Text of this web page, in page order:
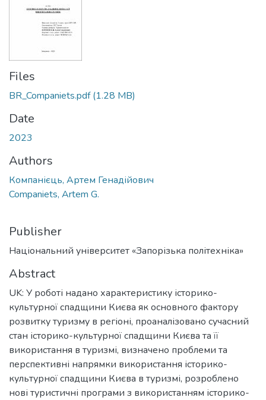
Files
BR_Companiets.pdf(1.28 MB)
Date
2023
Authors
Компанієць, Артем Генадійович
Companiets, Artem G.
Publisher
Національний університет «Запорізька політехніка»
Abstract
UK: У роботі надано характеристику історико-
культурної спадщини Києва як основного фактору
розвитку туризму в регіоні, проаналізовано сучасний
стан історико-культурної спадщини Києва та її
використання в туризмі, визначено проблеми та
перспективні напрямки використання історико-
культурної спадщини Києва в туризмі, розроблено
нові туристичні програми з використанням історико-